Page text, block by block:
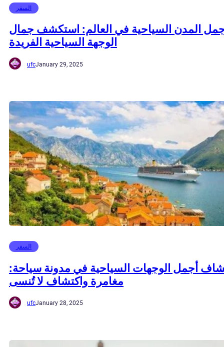
السفر
المدن السياحية في العالم: استكشف جمال
الوجهة السياحية الفريدة
ufcJanuary 29, 2025
السفر
أجمل الوجهات السياحية في مدونة سياحة:
مغامرة واكتشاف لا تُنسى
ufcJanuary 28, 2025